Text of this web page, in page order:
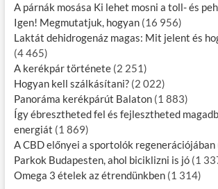
A párnák mosása Ki lehet mosni a toll- és
Igen! Megmutatjuk, hogyan (16 956)
Laktát dehidrogenáz magas: Mit jelent és
(4 465)
A kerékpár története (2 251)
Hogyan kell szálkásítani? (2 022)
Panoráma kerékpárút Balaton (1 883)
Így ébresztheted fel és fejlesztheted
energiát (1 869)
A CBD előnyei a sportolók regenerációjában
Parkok Budapesten, ahol biciklizni is jó (1
Omega 3 ételek az étrendünkben (1 314)